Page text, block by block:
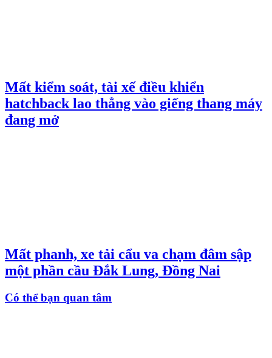
Mất kiểm soát, tài xế điều khiển
hatchback lao thẳng vào giếng thang máy
đang mở
Mất phanh, xe tải cẩu va chạm đâm sập
một phần cầu Đắk Lung, Đồng Nai
Có thể bạn quan tâm